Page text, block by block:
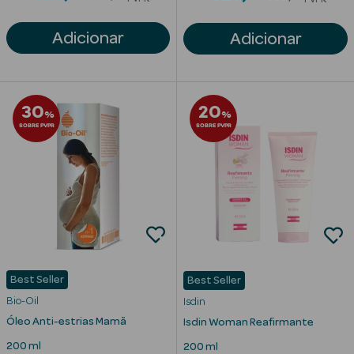
Ver Tudo
Cosmética
Rosto
Hidratantes
Séruns Faciais
Creme de Olhos
Anti-
Adicionar Adicionar
30%
SOBRE PVPR
Best Seller
Bio-Oil
Óleo Anti-estrias Mamã
200 ml
20%
SOBRE PVPR
Best Seller
Isdin
Isdin Woman Reafirmante
200 ml